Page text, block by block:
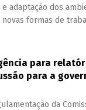
adaptação dos
formas de
para
para a
da